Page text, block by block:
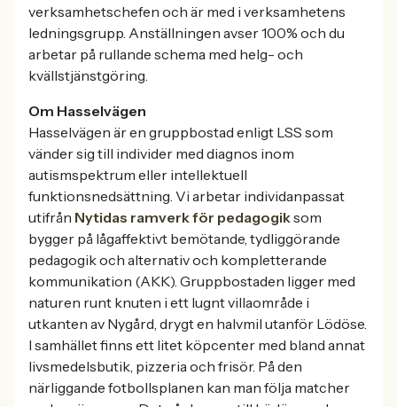
verksamhetschefen och är med i verksamhetens
ledningsgrupp. Anställningen avser 100% och du
arbetar på rullande schema med helg- och
kvällstjänstgöring.
Om Hasselvägen
Hasselvägen är en gruppbostad enligt LSS som
vänder sig till individer med diagnos inom
autismspektrum eller intellektuell
funktionsnedsättning. Vi arbetar individanpassat
utifrån Nytidas ramverk för pedagogiksom
bygger på lågaffektivt bemötande, tydliggörande
pedagogik och alternativ och kompletterande
kommunikation (AKK). Gruppbostaden ligger med
naturen runt knuten i ett lugnt villaområde i
utkanten av Nygård, drygt en halvmil utanför Lödöse.
I samhället finns ett litet köpcenter med bland annat
livsmedelsbutik, pizzeria och frisör. På den
närliggande fotbollsplanen kan man följa matcher